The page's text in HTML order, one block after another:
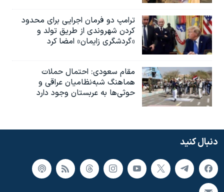
ترامپ دو فرمان اجرایی برای محدود
کردن شهروندی از طریق تولد و
«گردشگری زایمان» امضا کرد
مقام سعودی: احتمال حملات
هماهنگ شبه‌نظامیان عراقی و
حوثی‌ها به عربستان وجود دارد
دنبال کنید